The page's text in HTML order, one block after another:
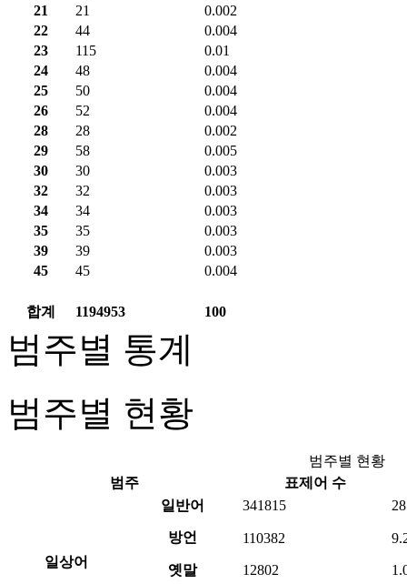
21
21
0.002
22
44
0.004
23
115
0.01
24
48
0.004
25
50
0.004
26
52
0.004
28
28
0.002
29
58
0.005
30
30
0.003
32
32
0.003
34
34
0.003
35
35
0.003
39
39
0.003
45
45 0.004
합계 1194953 100
범주별 통계
범주별 현황
범주별 현황
범주
표제어 수
일상어
일반어 341815
방언 110382
옛말 12802